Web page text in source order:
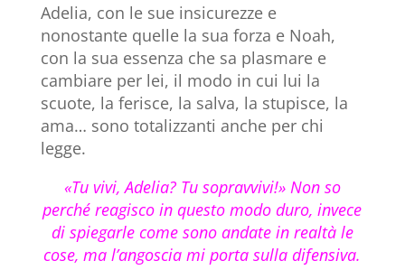
Adelia, con le sue insicurezze e
nonostante quelle la sua forza e Noah,
con la sua essenza che sa plasmare e
cambiare per lei, il modo in cui lui la
scuote, la ferisce, la salva, la stupisce, la
ama… sono totalizzanti anche per chi
legge.
«Tu vivi, Adelia? Tu sopravvivi!» Non so
perché reagisco in questo modo duro, invece
di spiegarle come sono andate in realtà le
cose, ma l’angoscia mi porta sulla difensiva.